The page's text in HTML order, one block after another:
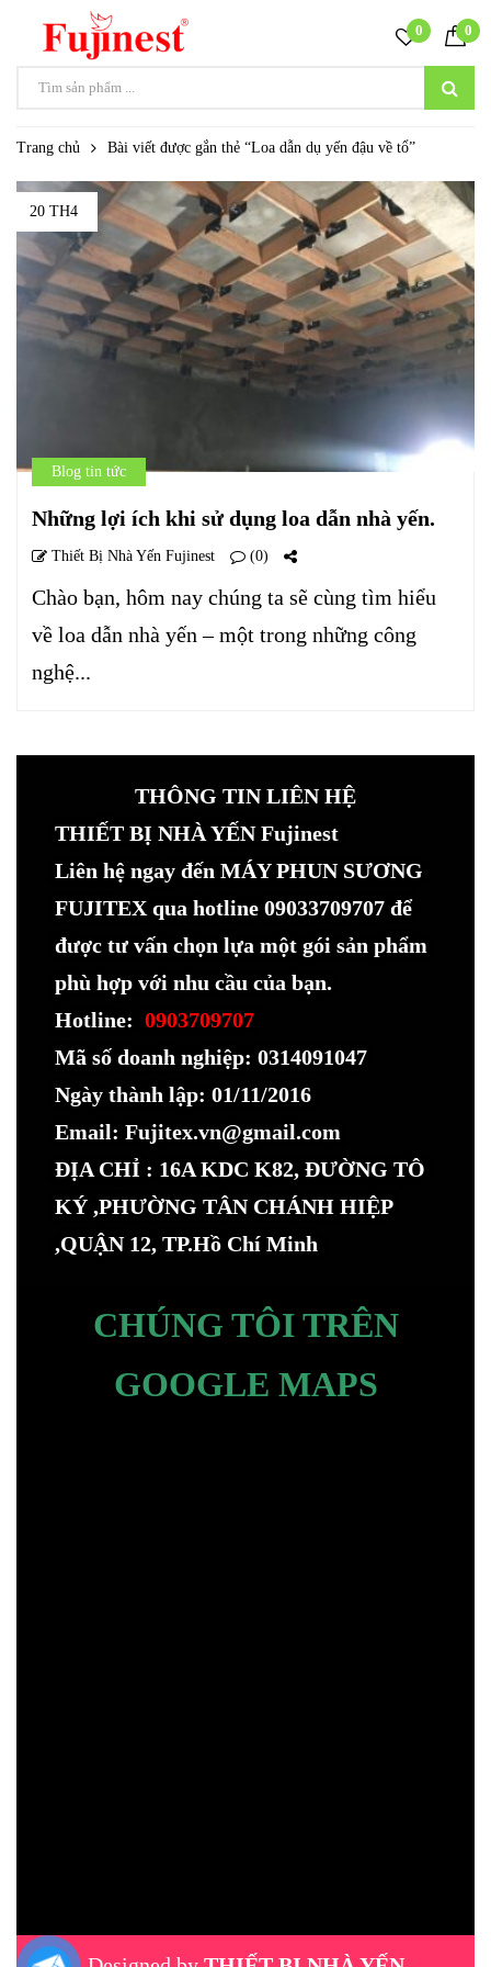
0 0
Trang chủ Bài viết được gắn thẻ “Loa dẫn dụ yến đậu về tổ”
20 TH4
Blog tin tức
Những lợi ích khi sử dụng loa dẫn nhà yến.
Thiết Bị Nhà Yến Fujinest (0)
Chào bạn, hôm nay chúng ta sẽ cùng tìm hiểu
về loa dẫn nhà yến – một trong những công
nghệ...
THÔNG TIN LIÊN HỆ
THIẾT BỊ NHÀ YẾN Fujinest
Liên hệ ngay đến MÁY PHUN SƯƠNG
FUJITEX qua hotline 09033709707 để
được tư vấn chọn lựa một gói sản phẩm
phù hợp với nhu cầu của bạn.
Hotline: 0903709707
Mã số doanh nghiệp: 0314091047
Ngày thành lập: 01/11/2016
Email: Fujitex.vn@gmail.com
ĐỊA CHỈ : 16A KDC K82, ĐƯỜNG TÔ
KÝ ,PHƯỜNG TÂN CHÁNH HIỆP
,QUẬN 12, TP.Hồ Chí Minh
CHÚNG TÔI TRÊN
GOOGLE MAPS